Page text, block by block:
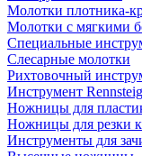
Молотки плотника-
Молотки с мягкими
Специальные
Слесарные молотки
Рихтовочный
Инструмент Rennsteig
Ножницы для
Ножницы для резки
Инструменты для